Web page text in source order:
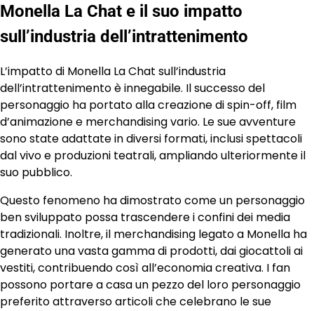
Monella La Chat e il suo impatto
sull’industria dell’intrattenimento
L’impatto di Monella La Chat sull’industria
dell’intrattenimento è innegabile. Il successo del
personaggio ha portato alla creazione di spin-off, film
d’animazione e merchandising vario. Le sue avventure
sono state adattate in diversi formati, inclusi spettacoli
dal vivo e produzioni teatrali, ampliando ulteriormente il
suo pubblico.
Questo fenomeno ha dimostrato come un personaggio
ben sviluppato possa trascendere i confini dei media
tradizionali. Inoltre, il merchandising legato a Monella ha
generato una vasta gamma di prodotti, dai giocattoli ai
vestiti, contribuendo così all’economia creativa. I fan
possono portare a casa un pezzo del loro personaggio
preferito attraverso articoli che celebrano le sue